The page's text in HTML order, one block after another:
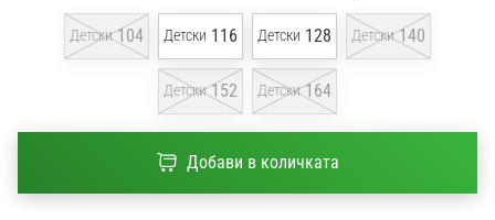
Phantom
Открий
обувки
Детски 104 Детски 116 Детски 128 Детски 140
Детски 152 Детски 164
Добави в количката